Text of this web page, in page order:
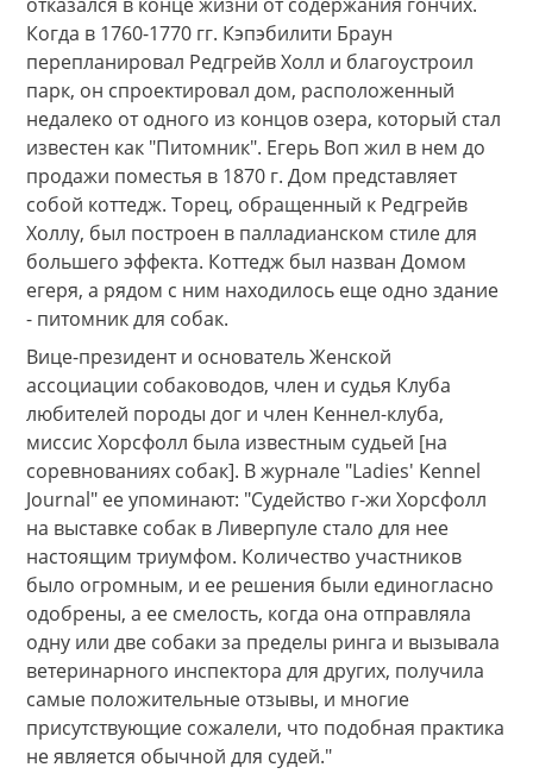
Когда в 1760-1770 гг. Кэпэбилити Браун
перепланировал Редгрейв Холл и благоустроил
парк, он спроектировал дом, расположенный
недалеко от одного из концов озера, который стал
известен как "Питомник". Егерь Воп жил в нем до
продажи поместья в 1870 г. Дом представляет
собой коттедж. Торец, обращенный к Редгрейв
Холлу, был построен в палладианском стиле для
большего эффекта. Коттедж был назван Домом
егеря, а рядом с ним находилось еще одно здание
- питомник для собак.
Вице-президент и основатель Женской
ассоциации собаководов, член и судья Клуба
любителей породы дог и член Кеннел-клуба,
миссис Хорсфолл была известным судьей [на
соревнованиях собак]. В журнале "Ladies' Kennel
Journal" ее упоминают: "Судейство г-жи Хорсфолл
на выставке собак в Ливерпуле стало для нее
настоящим триумфом. Количество участников
было огромным, и ее решения были единогласно
одобрены, а ее смелость, когда она отправляла
одну или две собаки за пределы ринга и вызывала
ветеринарного инспектора для других, получила
самые положительные отзывы, и многие
присутствующие сожалели, что подобная практика
не является обычной для судей."